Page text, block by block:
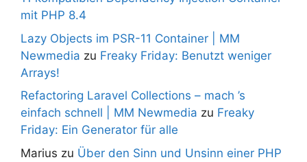
mit PHP 8.4
Lazy Objects im PSR-11 Container | MM
Newmedia zu Freaky Friday: Benutzt weniger
Arrays!
Refactoring Laravel Collections – mach ’s
einfach schnell | MM Newmedia zu Freaky
Friday: Ein Generator für alle
Marius zu Über den Sinn und Unsinn einer PHP